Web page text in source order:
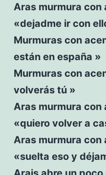
Aras murmura con
«dejadme ir con
Murmuras con
están en españa »
Murmuras con
volverás tú »
Aras murmura con
«quiero volver a
Aras murmura con
«suelta eso y